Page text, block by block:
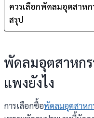
ควรเลือกพัดลมอุตสาหก
สรุป
พัดลมอุตสาหกร
แพงยังไง
การเลือกซื้อพัดลมอุตสาหก